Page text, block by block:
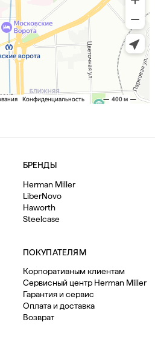
БРЕНДЫ
Herman Miller
LiberNovo
Haworth
Steelcase
ПОКУПАТЕЛЯМ
Корпоративным клиентам
Сервисный центр Herman Miller
Гарантия и сервис
Оплата и доставка
Возврат